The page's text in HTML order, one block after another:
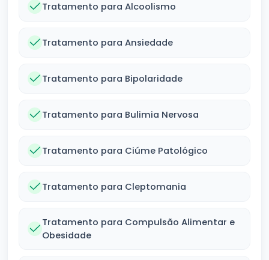
Tratamento para Alcoolismo
Tratamento para Ansiedade
Tratamento para Bipolaridade
Tratamento para Bulimia Nervosa
Tratamento para Ciúme Patológico
Tratamento para Cleptomania
Tratamento para Compulsão Alimentar e
Obesidade